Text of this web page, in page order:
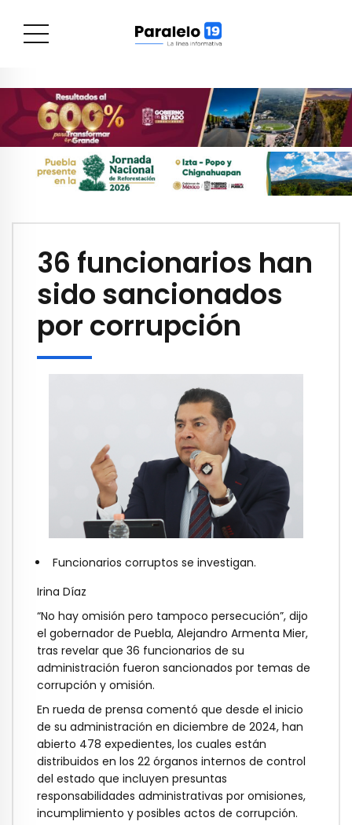
36 funcionarios han
sido sancionados
por corrupción
Funcionarios corruptos se investigan.
Irina Díaz
“No hay omisión pero tampoco persecución”, dijo
el gobernador de Puebla, Alejandro Armenta Mier,
tras revelar que 36 funcionarios de su
administración fueron sancionados por temas de
corrupción y omisión.
En rueda de prensa comentó que desde el inicio
de su administración en diciembre de 2024, han
abierto 478 expedientes, los cuales están
distribuidos en los 22 órganos internos de control
del estado que incluyen presuntas
responsabilidades administrativas por omisiones,
incumplimiento y posibles actos de corrupción.